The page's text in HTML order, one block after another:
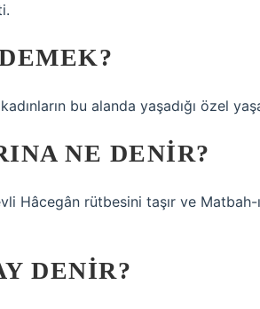
bu alanda yaşadığı özel
NE DENIR?
Hâcegân rütbesini taşır ve
DENIR?